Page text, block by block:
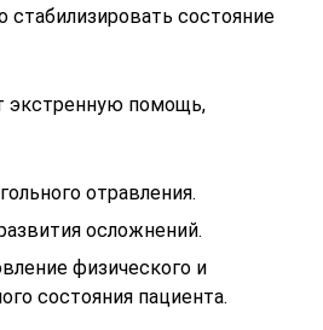
стабилизировать состояние
экстренную помощь,
отравления.
осложнений.
физического и
состояния пациента.